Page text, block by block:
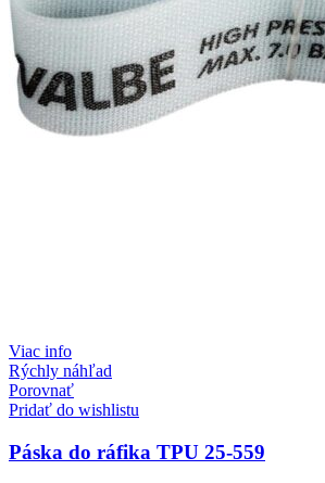
Viac info
Rýchly náhľad
Porovnať
Pridať do wishlistu
Páska do ráfika TPU 25-559